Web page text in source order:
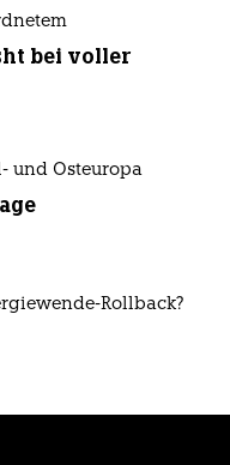
bei voller
und Osteuropa
Rollback?